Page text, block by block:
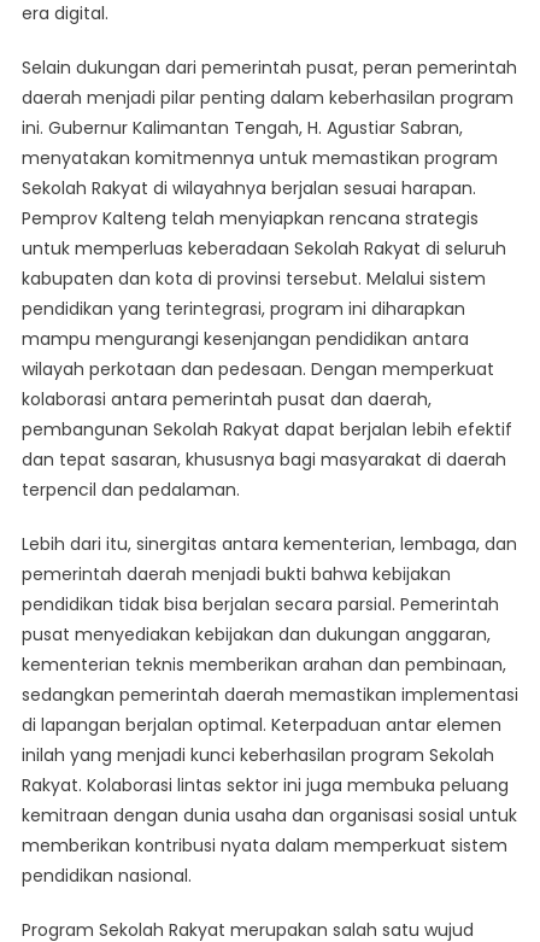
era digital.
Selain dukungan dari pemerintah pusat, peran pemerintah
daerah menjadi pilar penting dalam keberhasilan program
ini. Gubernur Kalimantan Tengah, H. Agustiar Sabran,
menyatakan komitmennya untuk memastikan program
Sekolah Rakyat di wilayahnya berjalan sesuai harapan.
Pemprov Kalteng telah menyiapkan rencana strategis
untuk memperluas keberadaan Sekolah Rakyat di seluruh
kabupaten dan kota di provinsi tersebut. Melalui sistem
pendidikan yang terintegrasi, program ini diharapkan
mampu mengurangi kesenjangan pendidikan antara
wilayah perkotaan dan pedesaan. Dengan memperkuat
kolaborasi antara pemerintah pusat dan daerah,
pembangunan Sekolah Rakyat dapat berjalan lebih efektif
dan tepat sasaran, khususnya bagi masyarakat di daerah
terpencil dan pedalaman.
Lebih dari itu, sinergitas antara kementerian, lembaga, dan
pemerintah daerah menjadi bukti bahwa kebijakan
pendidikan tidak bisa berjalan secara parsial. Pemerintah
pusat menyediakan kebijakan dan dukungan anggaran,
kementerian teknis memberikan arahan dan pembinaan,
sedangkan pemerintah daerah memastikan implementasi
di lapangan berjalan optimal. Keterpaduan antar elemen
inilah yang menjadi kunci keberhasilan program Sekolah
Rakyat. Kolaborasi lintas sektor ini juga membuka peluang
kemitraan dengan dunia usaha dan organisasi sosial untuk
memberikan kontribusi nyata dalam memperkuat sistem
pendidikan nasional.
Program Sekolah Rakyat merupakan salah satu wujud